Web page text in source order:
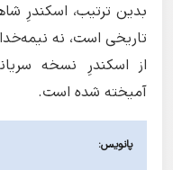
بدین ترتیب، اسکندرِ
تاریخی است، نه
از اسکندرِ نسخه
آمیخته شده است.
پانویس: